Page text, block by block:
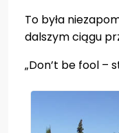
To była
dalszym ciągu
„Don’t be fool –